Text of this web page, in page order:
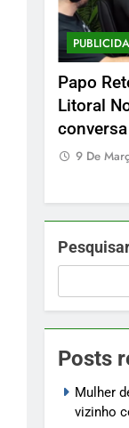
Papo
Litoral
9 De
Posts
Mulher
vizinho